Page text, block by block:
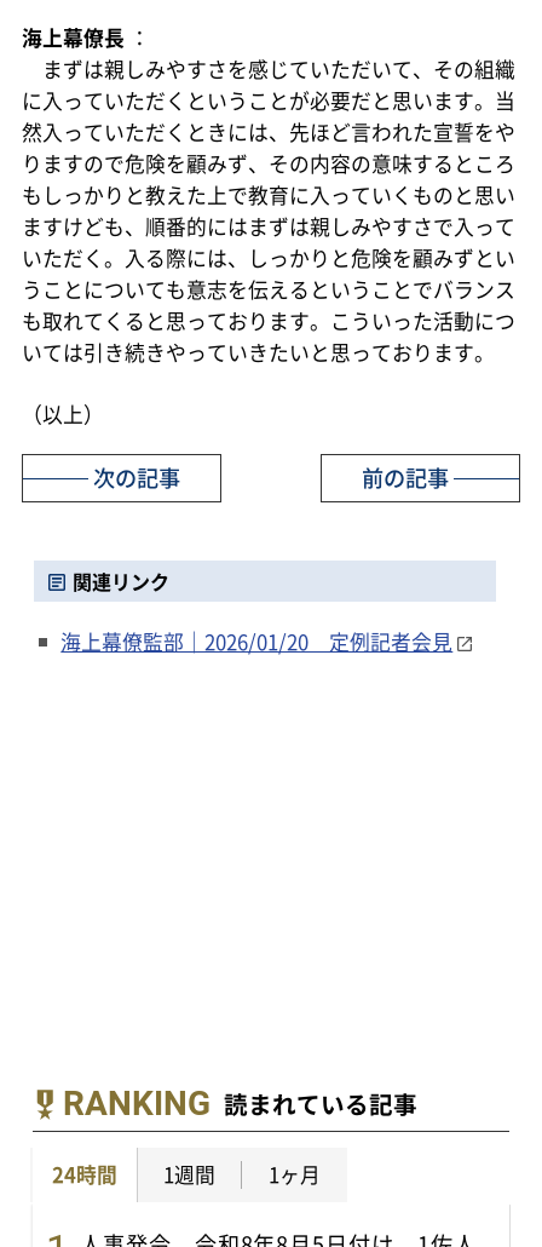
海上幕僚長 ：
まずは親しみやすさを感じていただいて、その組織
に入っていただくということが必要だと思います。当
然入っていただくときには、先ほど言われた宣誓をや
りますので危険を顧みず、その内容の意味するところ
もしっかりと教えた上で教育に入っていくものと思い
ますけども、順番的にはまずは親しみやすさで入って
いただく。入る際には、しっかりと危険を顧みずとい
うことについても意志を伝えるということでバランス
も取れてくると思っております。こういった活動につ
いては引き続きやっていきたいと思っております。
（以上）
前の記事
次の記事
関連リンク
海上幕僚監部｜2026/01/20 定例記者会見
RANKING 読まれている記事
24時間 1週間 1ヶ月